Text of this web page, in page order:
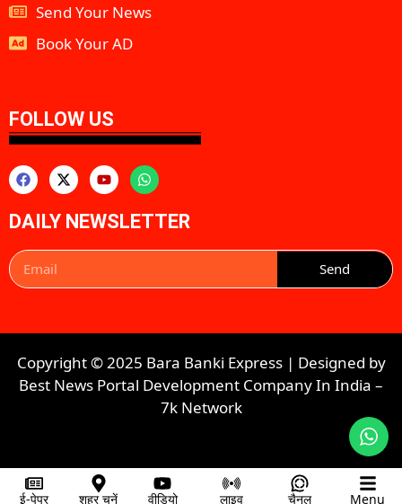
Send Your News
Book Your AD
FOLLOW US
DAILY NEWSLETTER
Send
Copyright © 2025 Bara Banki Express | Designed by
Best News Portal Development Company In India –
7k Network​​
ई-पेपर शहर चुनें वीडियो लाइव चैनल Menu